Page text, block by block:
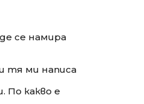
се намира
тя ми написа
По какво е